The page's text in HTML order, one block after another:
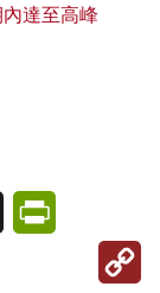
達至高峰
X